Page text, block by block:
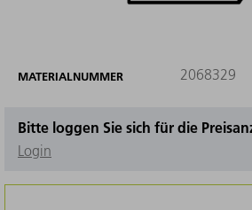
MATERIALNUMMER 2068329
Bitte loggen Sie sich für die
Login